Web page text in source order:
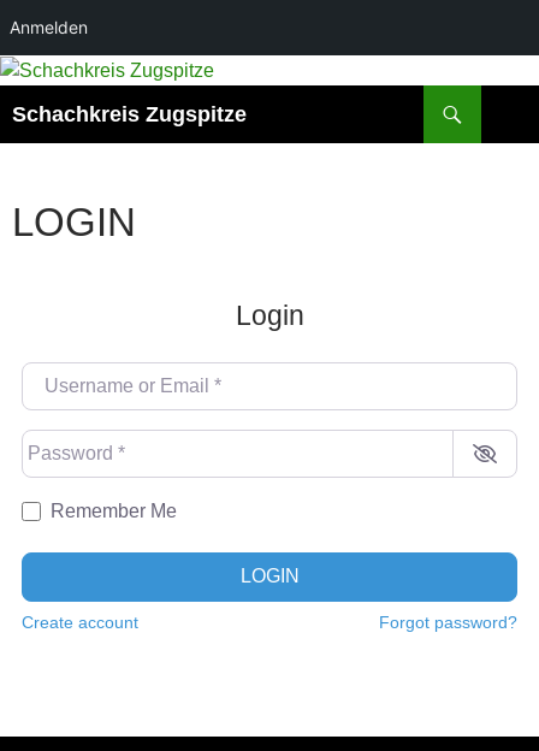
Anmelden
Schachkreis Zugspitze
LOGIN
Login
Username or Email
Password*
Remember Me
LOGIN
Create account Forgot password?